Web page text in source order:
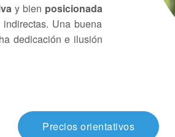
y bien posicionada
Una buena
dedicación e ilusión
Precios orientativos